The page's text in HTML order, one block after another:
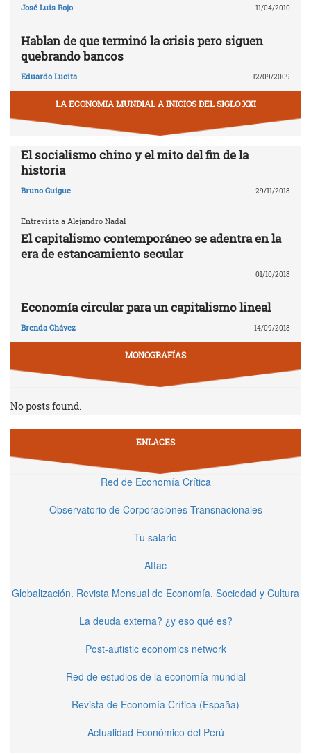
José Luis Rojo 11/04/2010
Hablan de que terminó la crisis pero siguen
quebrando bancos
Eduardo Lucita 12/09/2009
LA ECONOMIA MUNDIAL A INICIOS DEL SIGLO XXI
El socialismo chino y el mito del fin de la
historia
Bruno Guigue 29/11/2018
Entrevista a Alejandro Nadal
El capitalismo contemporáneo se adentra en la
era de estancamiento secular
01/10/2018
Economía circular para un capitalismo lineal
Brenda Chávez 14/09/2018
MONOGRAFÍAS
No posts found.
ENLACES
Red de Economía Crítica
Observatorio de Corporaciones Transnacionales
Tu salario
Attac
Globalización. Revista Mensual de Economía, Sociedad y Cultura
La deuda externa? ¿y eso qué es?
Post-autistic economics network
Red de estudios de la economía mundial
Revista de Economía Crítica (España)
Actualidad Económico del Perú